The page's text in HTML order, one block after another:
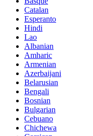
Catalan
Esperanto
Hindi
Lao
Albanian
Amharic
Armenian
Azerbaijani
Belarusian
Bengali
Bosnian
Bulgarian
Cebuano
Chichewa